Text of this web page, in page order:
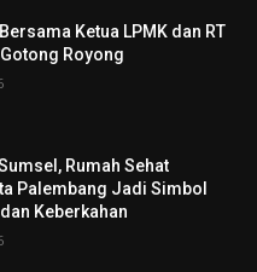
Ketua LPMK dan RT
Royong
Rumah Sehat
Palembang Jadi Simbol
Keberkahan